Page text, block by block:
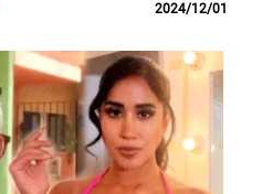
2024/12/01